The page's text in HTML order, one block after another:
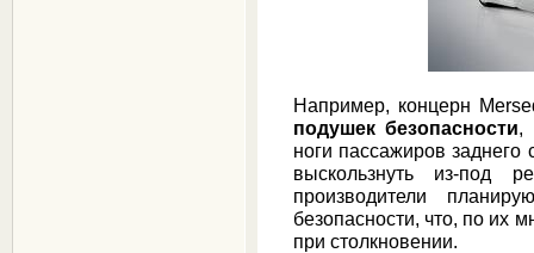
Например, концерн
подушек безопасности,
ноги пассажиров
выскользнуть из-под
производители
безопасности, что, по их
при столкновении.